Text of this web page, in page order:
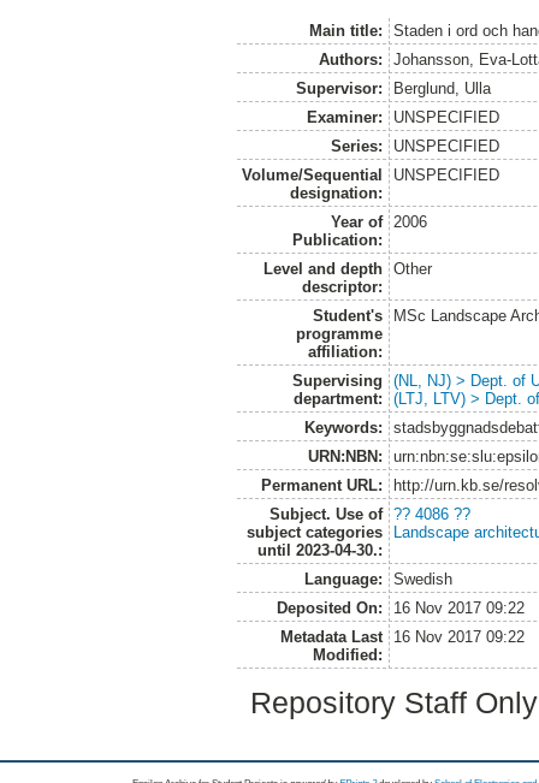
Main title:
Staden i ord och
Authors:
Johansson, Eva-
Supervisor:
Berglund, Ulla
Examiner:
UNSPECIFIED
Series:
UNSPECIFIED
Volume/Sequential
designation:
UNSPECIFIED
Year of
Publication:
2006
Level and depth
descriptor:
Other
Student's
programme
affiliation:
MSc Landscape
Supervising
department:
(NL, NJ) > Dept. of
(LTJ, LTV) > Dept.
Keywords:
URN:NBN:
Permanent URL:
http://urn.kb.se/
Subject. Use of
subject categories
until 2023-04-30.:
?? 4086 ??
Landscape
Language:
Swedish
Deposited On:
16 Nov 2017 09:22
Metadata Last
Modified:
16 Nov 2017 09:22
Repository Staff